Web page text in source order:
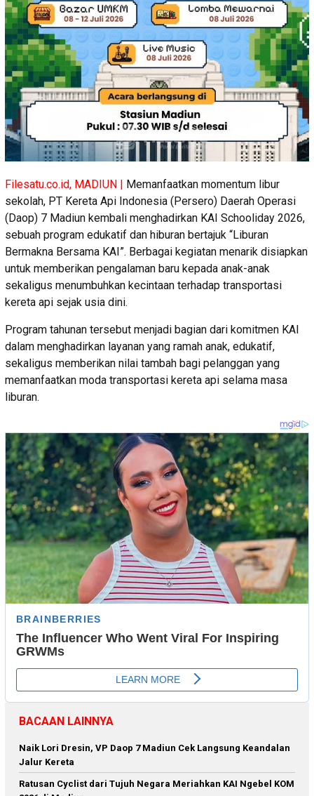
Filesatu.co.id, MADIUN | Memanfaatkan momentum libur
sekolah, PT Kereta Api Indonesia (Persero) Daerah Operasi
(Daop) 7 Madiun kembali menghadirkan KAI Schooliday 2026,
sebuah program edukatif dan hiburan bertajuk “Liburan
Bermakna Bersama KAI”. Berbagai kegiatan menarik disiapkan
untuk memberikan pengalaman baru kepada anak-anak
sekaligus menumbuhkan kecintaan terhadap transportasi
kereta api sejak usia dini.
Program tahunan tersebut menjadi bagian dari komitmen KAI
dalam menghadirkan layanan yang ramah anak, edukatif,
sekaligus memberikan nilai tambah bagi pelanggan yang
memanfaatkan moda transportasi kereta api selama masa
liburan.
BACAAN LAINNYA
Naik Lori Dresin, VP Daop 7 Madiun Cek Langsung Keandalan
Jalur Kereta
Ratusan Cyclist dari Tujuh Negara Meriahkan KAI Ngebel KOM